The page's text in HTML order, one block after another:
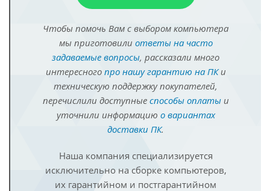
Чтобы помочь Вам с выбором компьютера
мы приготовили ответы на часто
задаваемые вопросы, рассказали много
интересного про нашу гарантию на ПКи
техническую поддержку покупателей,
перечислили доступные способы оплатыи
уточнили информацию о вариантах
доставки ПК.
Наша компания специализируется
исключительно на сборке компьютеров,
их гарантийном и постгарантийном